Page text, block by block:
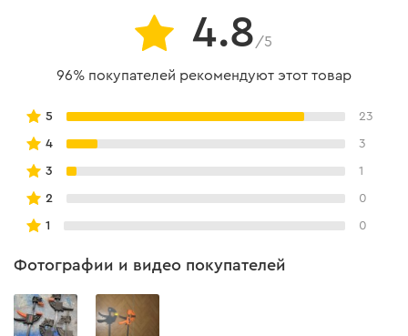
Надежность и эргономика
предотвращают появление царапин и вмятин на
обрабатываемых материалах, а также обеспечивают
надежную фиксацию.
4.8 /5
96% покупателей рекомендуют этот товар
5 23
4 3
3 1
2 0
1 0
Фотографии и видео покупателей